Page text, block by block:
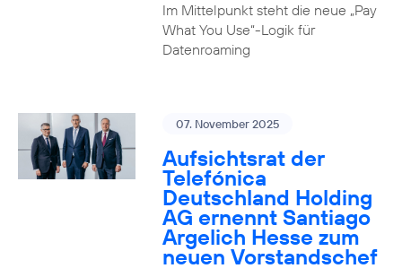
Im Mittelpunkt steht die neue „Pay
What You Use“-Logik für
Datenroaming
07. November 2025
Aufsichtsrat der
Telefónica
Deutschland Holding
AG ernennt Santiago
Argelich Hesse zum
neuen Vorstandschef